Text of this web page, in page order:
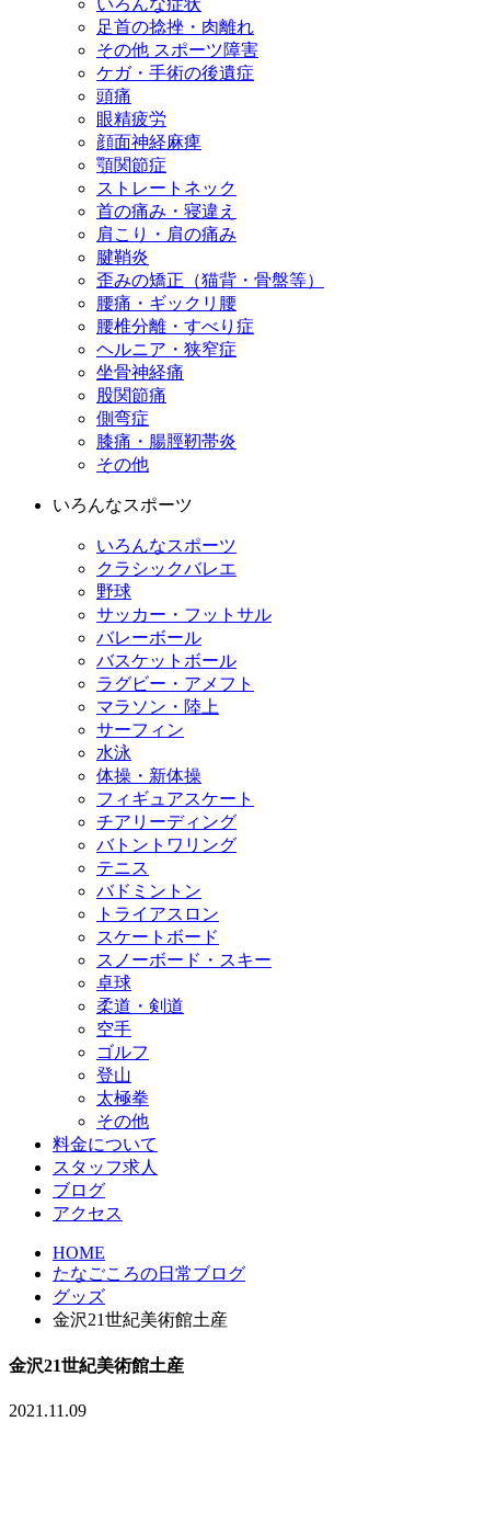
足首の捻挫・肉離れ
その他 スポーツ障害
ケガ・手術の後遺症
頭痛
眼精疲労
顔面神経麻痺
顎関節症
ストレートネック
首の痛み・寝違え
肩こり・肩の痛み
腱鞘炎
歪みの矯正（猫背・骨盤等）
腰痛・ギックリ腰
腰椎分離・すべり症
ヘルニア・狭窄症
坐骨神経痛
股関節痛
側弯症
膝痛・腸脛靭帯炎
その他
いろんなスポーツ
いろんなスポーツ
クラシックバレエ
野球
サッカー・フットサル
バレーボール
バスケットボール
ラグビー・アメフト
マラソン・陸上
サーフィン
水泳
体操・新体操
フィギュアスケート
チアリーディング
バトントワリング
テニス
バドミントン
トライアスロン
スケートボード
スノーボード・スキー
卓球
柔道・剣道
空手
ゴルフ
登山
太極拳
その他
料金について
スタッフ求人
ブログ
アクセス
HOME
たなごころの日常ブログ
グッズ
金沢21世紀美術館土産
金沢21世紀美術館土産
2021.11.09